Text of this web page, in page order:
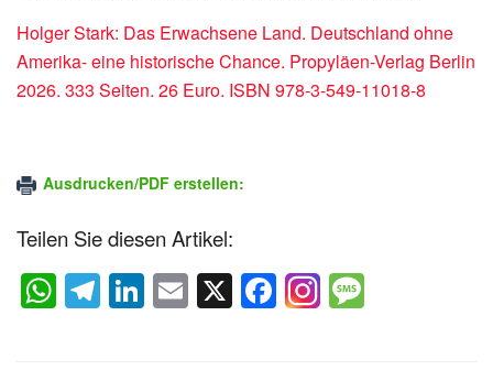
Holger Stark: Das Erwachsene Land. Deutschland ohne
Amerika- eine historische Chance. Propyläen-Verlag Berlin
2026. 333 Seiten. 26 Euro. ISBN 978-3-549-11018-8
Ausdrucken/PDF erstellen:
Teilen Sie diesen Artikel:
W
h
T
el
Li
n
E
m
X F
a